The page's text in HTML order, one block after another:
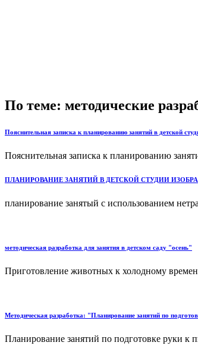
По теме: методические
Пояснительная записка к планированию занятий в детской
Пояснительная записка к планированию
ПЛАНИРОВАНИЕ ЗАНЯТИЙ В ДЕТСКОЙ СТУДИИ
планирование занятый с использованием
методическая разработка для занятия в детском саду "осень"
Приготовление животных к холодному
Методическая разработка: "Планирование занятий по
Планирование занятий по подготовке руки к